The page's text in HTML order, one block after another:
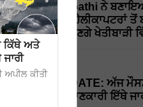
Rajaram Tripathi ਨੇ
ਦਾ ਕਾਰੋਬਾਰ, ਹੈਲੀਕਾਪਟਰਾਂ
ਨਾਲ ਲਿਆਉਣਗੇ ਖੇਤੀਬਾੜੀ
WEATHER UPDATE: ਅੱਜ
ਜਿਹਾ ਰਹੇਗਾ, ਪੂਰੀ ਜਾਣਕਾਰੀ ਇੱਥੇ
ਕਿੱਥੇ ਅਤੇ
ਅਪੀਲ ਕੀਤੀ